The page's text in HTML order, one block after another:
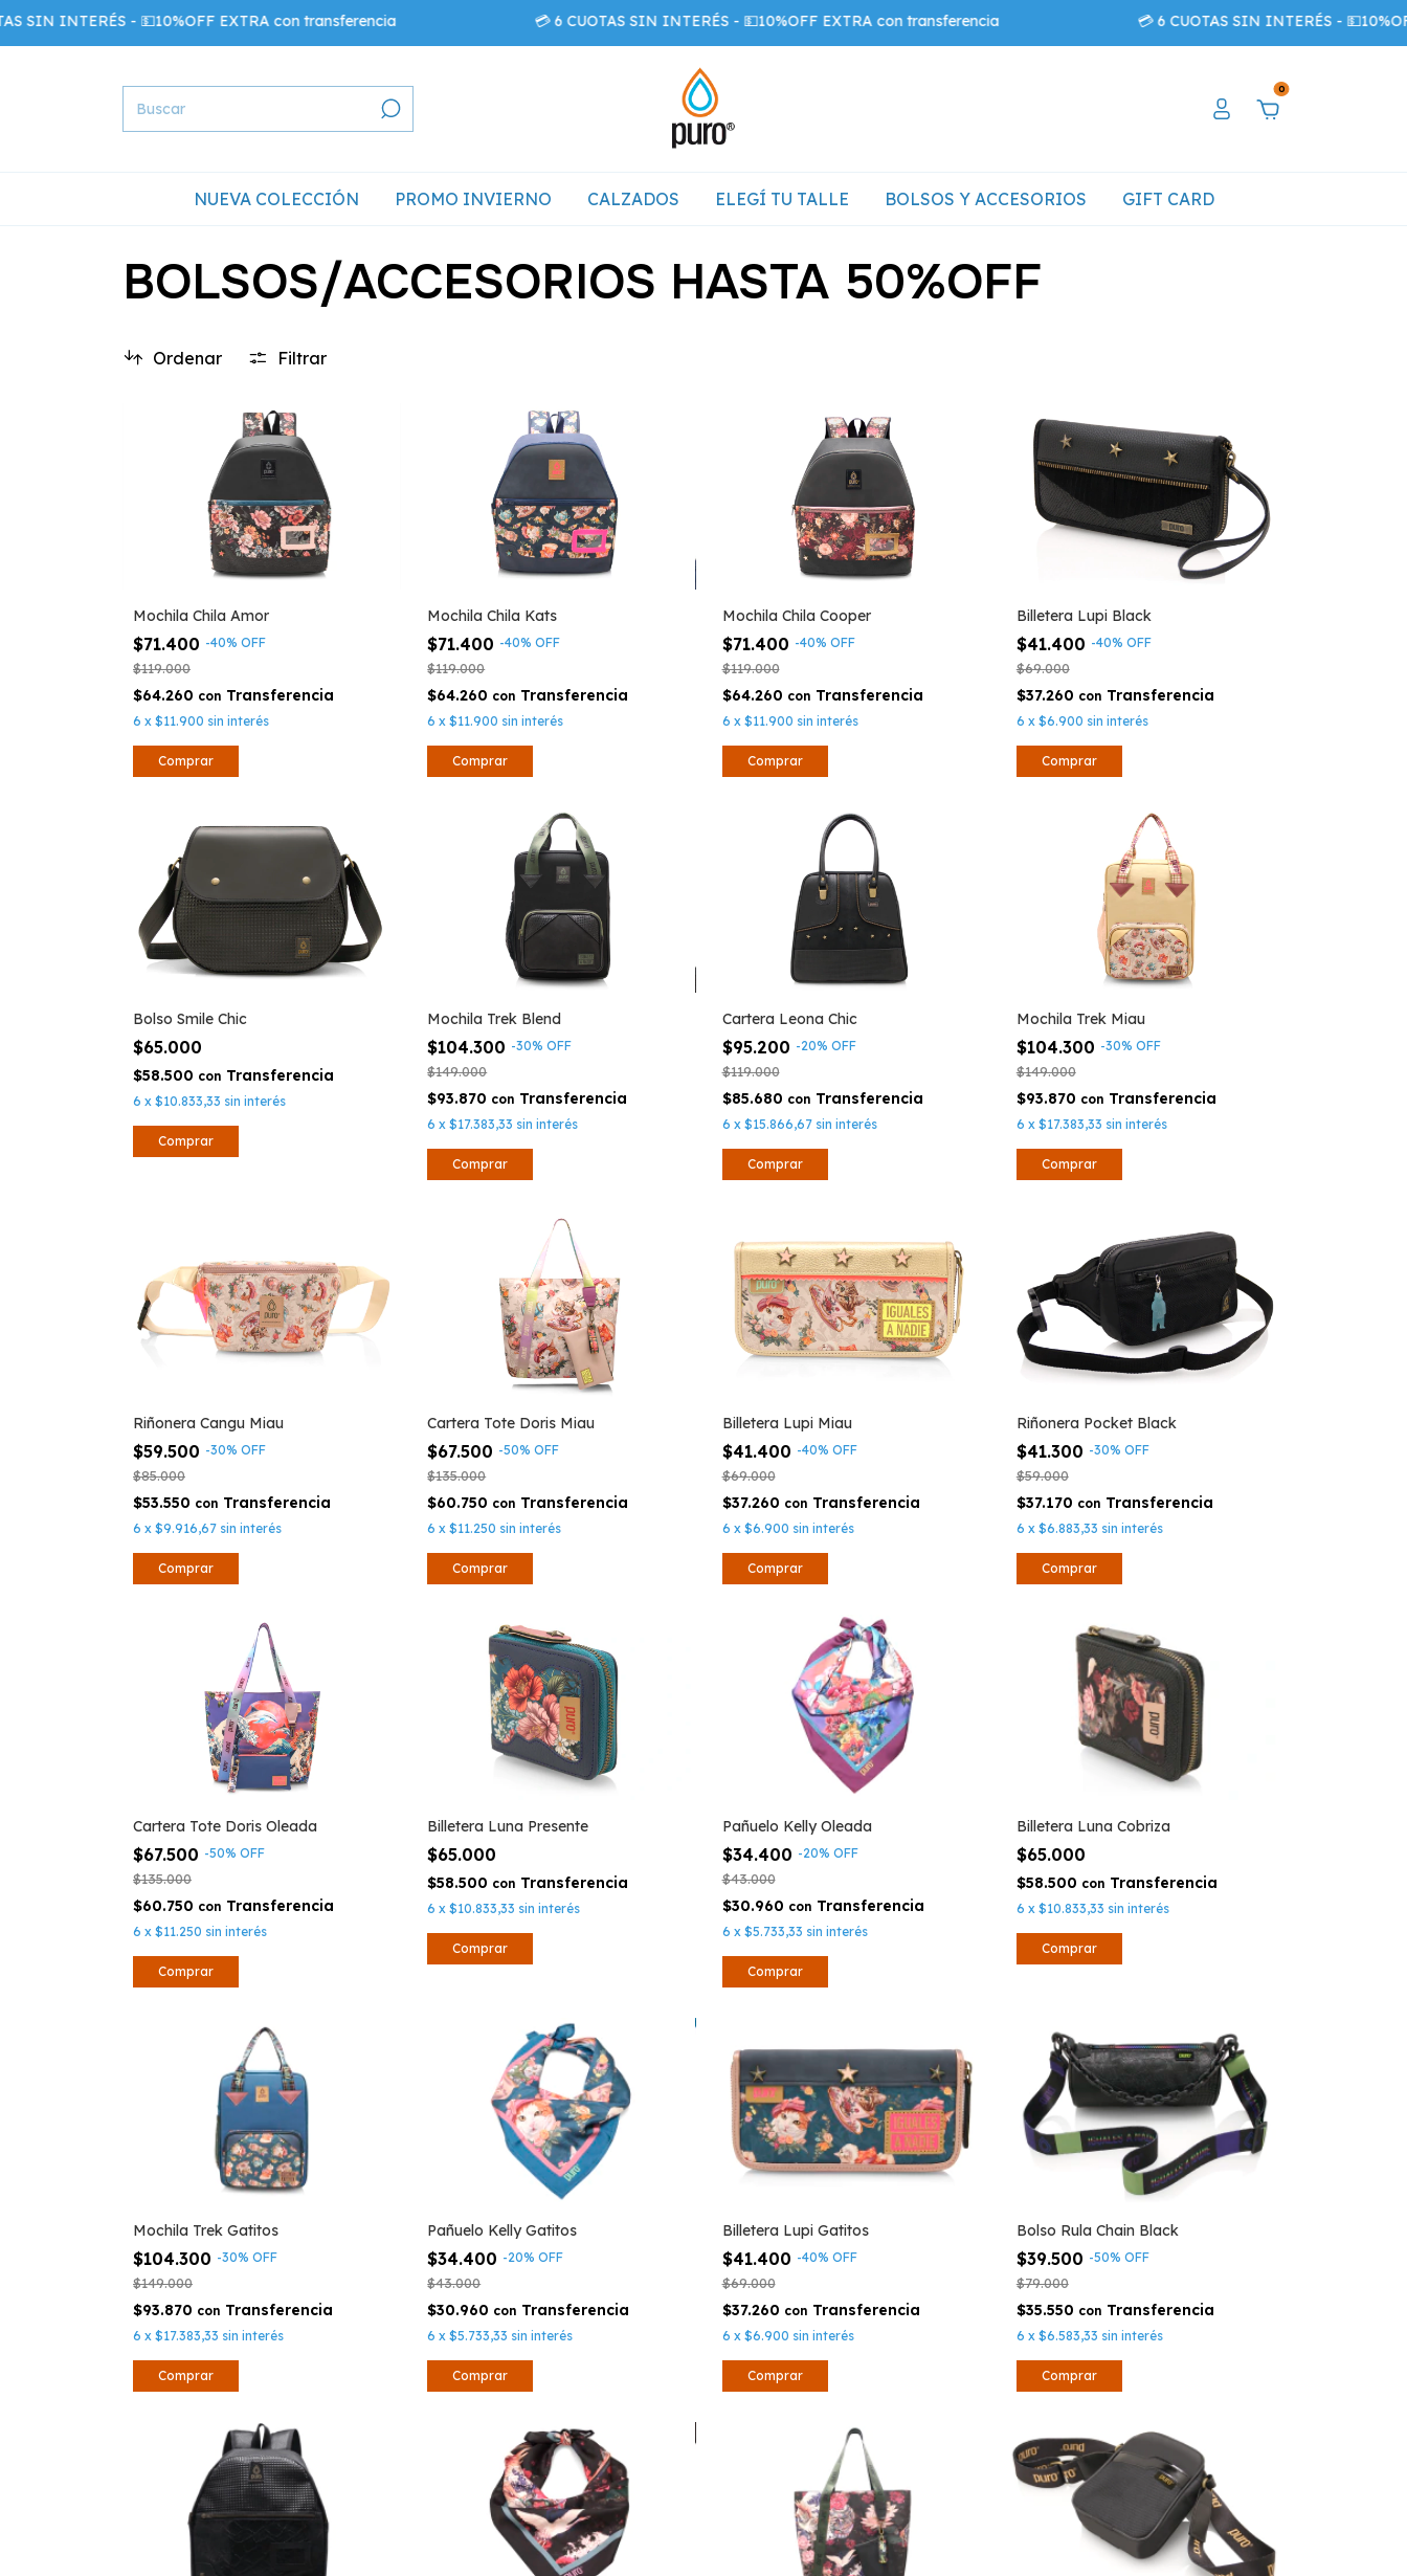
- 💵10%OFF EXTRA con transferencia 💳 6 CUOTAS SIN INTERÉS - 💵10%OFF EXTRA con transferencia 💳 6 CUOTAS SIN INTERÉS - 💵10%OFF EXTRA
0
NUEVA COLECCIÓN PROMO INVIERNO CALZADOS ELEGÍ TU TALLE BOLSOS Y ACCESORIOS GIFT CARD
BOLSOS/ACCESORIOS HASTA 50%OFF
Ordenar Filtrar
Mochila Chila Amor
$71.400 -40% OFF
$119.000
$64.260 con
6 x $11.900 sin interés
Mochila Chila Kats
$71.400 -40%OFF
$119.000
$64.260 con
6 x$11.900 sin interés
Mochila Chila Cooper
$71.400 -40% OFF
$119.000
$64.260 con
6 x $11.900 sin interés
Billetera Lupi Black
$41.400 -40% OFF
$69.000
$37.260 con
6 x $6.900 sin interés
Bolso Smile Chic
$65.000
$58.500 con
6 x $10.833,33 sin interés
Mochila Trek Blend
$104.300 -30%OFF
$149.000
$93.870 con
6 x$17.383,33 sin interés
Cartera Leona Chic
$95.200 -20% OFF
$119.000
$85.680 con
6 x $15.866,67 sin interés
Mochila Trek Miau
$104.300 -30% OFF
$149.000
$93.870 con
6 x $17.383,33 sin interés
Riñonera Cangu Miau
$59.500 -30% OFF
$85.000
$53.550 con
6 x $9.916,67 sin interés
Cartera Tote Doris Miau
$67.500 -50%OFF
$135.000
$60.750 con
6 x$11.250 sin interés
Billetera Lupi Miau
$41.400 -40% OFF
$69.000
$37.260 con
6 x $6.900 sin interés
Riñonera Pocket Black
$41.300 -30% OFF
$59.000
$37.170 con
6 x $6.883,33 sin interés
Cartera Tote Doris Oleada
$67.500 -50% OFF
$135.000
$60.750 con
6 x $11.250 sin interés
Billetera Luna Presente
$65.000
$58.500 con
6 x$10.833,33 sin interés
Pañuelo Kelly Oleada
$34.400 -20% OFF
$43.000
$30.960 con
6 x $5.733,33 sin interés
Billetera Luna Cobriza
$65.000
$58.500 con
6 x $10.833,33 sin interés
Mochila Trek Gatitos
$104.300 -30% OFF
$149.000
$93.870 con
6 x $17.383,33 sin interés
Pañuelo Kelly Gatitos
$34.400 -20%OFF
$43.000
$30.960 con
6 x$5.733,33 sin interés
Billetera Lupi Gatitos
$41.400 -40% OFF
$69.000
$37.260 con
6 x $6.900 sin interés
Bolso Rula Chain Black
$39.500 -50% OFF
$79.000
$35.550 con
6 x $6.583,33 sin interés